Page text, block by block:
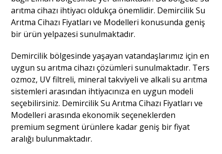
arıtma cihazı ihtiyacı oldukça önemlidir. Demircilik Su
Arıtma Cihazı Fiyatları ve Modelleri konusunda geniş
bir ürün yelpazesi sunulmaktadır.
Demircilik bölgesinde yaşayan vatandaşlarımız için en
uygun su arıtma cihazı çözümleri sunulmaktadır. Ters
ozmoz, UV filtreli, mineral takviyeli ve alkali su arıtma
sistemleri arasından ihtiyacınıza en uygun modeli
seçebilirsiniz. Demircilik Su Arıtma Cihazı Fiyatları ve
Modelleri arasında ekonomik seçeneklerden
premium segment ürünlere kadar geniş bir fiyat
aralığı bulunmaktadır.